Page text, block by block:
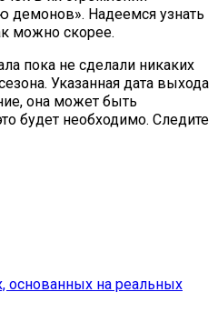
демонов». Надеемся узнать
можно скорее.
пока не сделали никаких
Указанная дата выхода
она может быть
будет необходимо. Следите
основанных на реальных